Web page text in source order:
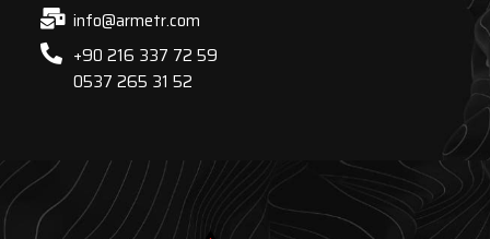
info@armetr.com
+90 216 337 72 59
0537 265 31 52